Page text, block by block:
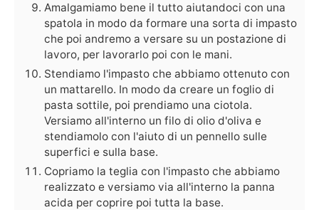
Amalgamiamo bene il tutto aiutandoci con una
spatola in modo da formare una sorta di impasto
che poi andremo a versare su un postazione di
lavoro, per lavorarlo poi con le mani.
Stendiamo l'impasto che abbiamo ottenuto con
un mattarello. In modo da creare un foglio di
pasta sottile, poi prendiamo una ciotola.
Versiamo all'interno un filo di olio d'oliva e
stendiamolo con l'aiuto di un pennello sulle
superfici e sulla base.
Copriamo la teglia con l'impasto che abbiamo
realizzato e versiamo via all'interno la panna
acida per coprire poi tutta la base.